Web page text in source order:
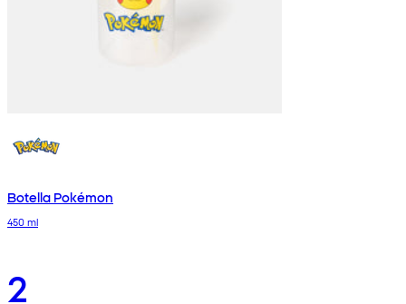
Botella Pokémon
450 ml
2